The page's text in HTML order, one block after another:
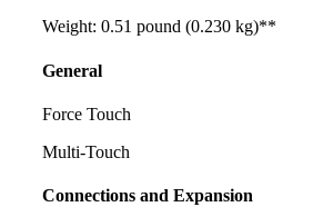
Weight: 0.51 pound (0.230 kg)**
General
Force Touch
Multi-Touch
Connections and Expansion